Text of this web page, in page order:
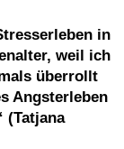
in
weil ich
überrollt
Angsterleben
(Tatjana